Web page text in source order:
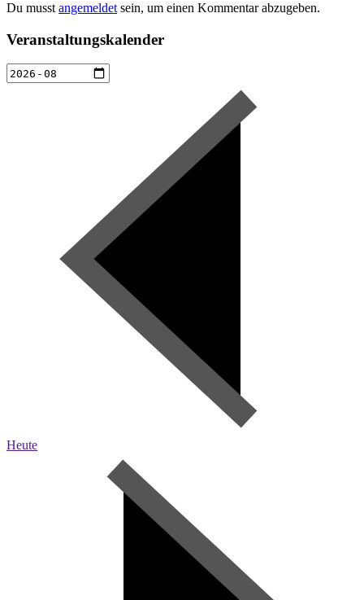
Du musst angemeldet sein, um einen Kommentar abzugeben.
Veranstaltungskalender
Heute